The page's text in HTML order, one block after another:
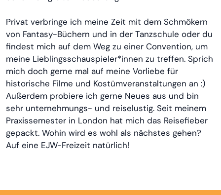
Privat verbringe ich meine Zeit mit dem Schmökern
von Fantasy-Büchern und in der Tanzschule oder du
findest mich auf dem Weg zu einer Convention, um
meine Lieblingsschauspieler*innen zu treffen. Sprich
mich doch gerne mal auf meine Vorliebe für
historische Filme und Kostümveranstaltungen an :)
Außerdem probiere ich gerne Neues aus und bin
sehr unternehmungs- und reiselustig. Seit meinem
Praxissemester in London hat mich das Reisefieber
gepackt. Wohin wird es wohl als nächstes gehen?
Auf eine EJW-Freizeit natürlich!